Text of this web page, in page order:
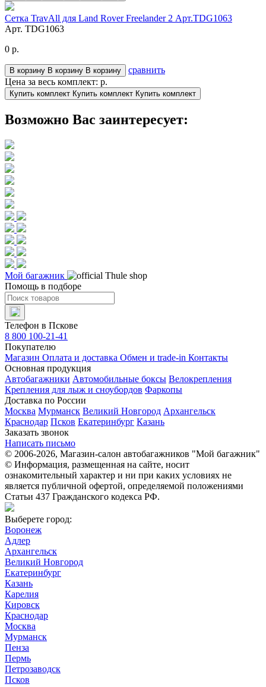
Сетка TravAll для Land Rover Freelander 2 Арт.TDG1063
Арт. TDG1063
0 р.
В корзину В корзину В корзину
сравнить
Цена за весь комплект: р.
Купить комплект Купить комплект Купить комплект
Возможно Вас заинтересует:
Мой багажник
Помощь в подборе
Телефон в Пскове
8 800 100-21-41
Покупателю
Магазин Оплата и доставка Обмен и trade-in Контакты
Основная продукция
Автобагажники Автомобильные боксы Велокрепления
Крепления для лыж и сноубордов Фаркопы
Доставка по России
Москва Мурманск Великий Новгород Архангельск
Краснодар Псков Екатеринбург Казань
Заказать звонок
Написать письмо
© 2006-2026, Магазин-салон автобагажников "Мой багажник"
© Информация, размещенная на сайте, носит
ознакомительный характер и ни при каких условиях не
является публичной офертой, определяемой положениями
Статьи 437 Гражданского кодекса РФ.
Выберете город:
Воронеж
Адлер
Архангельск
Великий Новгород
Екатеринбург
Казань
Карелия
Кировск
Краснодар
Москва
Мурманск
Пенза
Пермь
Петрозаводск
Псков